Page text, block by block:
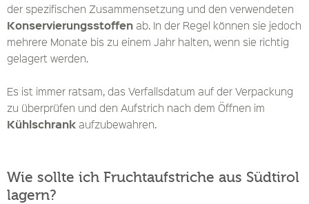
der spezifischen Zusammensetzung und den verwendeten
Konservierungsstoffen ab. In der Regel können sie jedoch
mehrere Monate bis zu einem Jahr halten, wenn sie richtig
gelagert werden.
Es ist immer ratsam, das Verfallsdatum auf der Verpackung
zu überprüfen und den Aufstrich nach dem Öffnen im
Kühlschrank aufzubewahren.
Wie sollte ich Fruchtaufstriche aus Südtirol
lagern?